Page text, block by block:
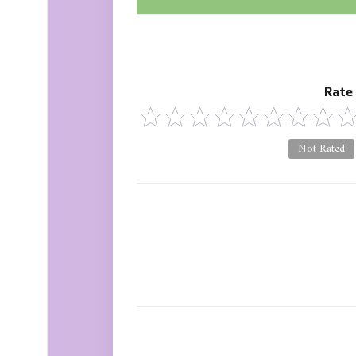
Not Rated